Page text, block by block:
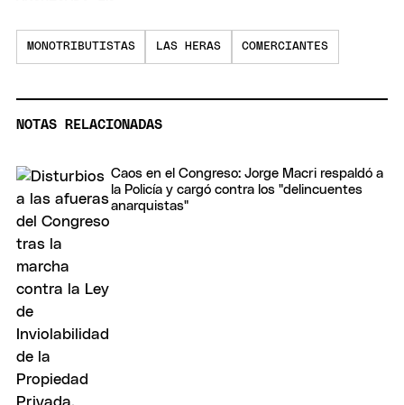
MONOTRIBUTISTAS LAS HERAS COMERCIANTES
NOTAS RELACIONADAS
Caos en el Congreso: Jorge Macri respaldó a
la Policía y cargó contra los "delincuentes
anarquistas"